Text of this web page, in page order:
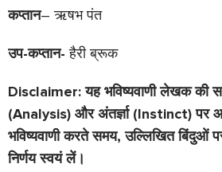
कप्तान– ऋषभ पंत
उप-कप्तान-हैरी ब्रूक
Disclaimer: यह भविष्यवाणी लेखक की
(Analysis) और अंतर्ज्ञा (Instinct) पर
भविष्यवाणी करते समय, उल्लिखित बिंदुओं
निर्णय स्वयं लें।